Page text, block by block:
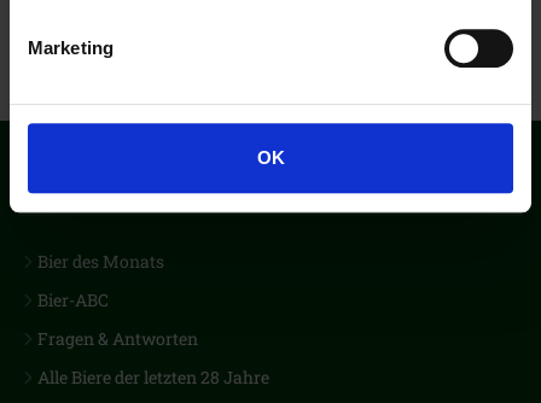
Marketing
OK
Der erste Biercub Deutschlands
Bier des Monats
Bier-ABC
Fragen & Antworten
Alle Biere der letzten 28 Jahre